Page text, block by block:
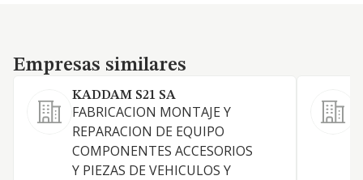
Empresas similares
Empresas similares
KADDAM S21 SA
FABRICACION MONTAJE Y
REPARACION DE EQUIPO
COMPONENTES ACCESORIOS
Y PIEZAS DE VEHICULOS Y